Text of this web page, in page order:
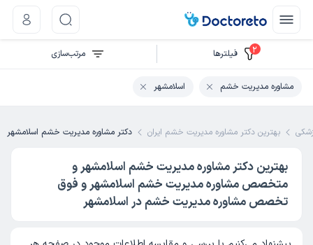
بهترین دکتر مشاوره مدیریت خشم ایران دکتر مشاوره مدیریت خشم اسلامشهر
بهترین دکتر مشاوره مدیریت خشم اسلامشهر و
متخصص مشاوره مدیریت خشم اسلامشهر و فوق
تخصص مشاوره مدیریت خشم در اسلامشهر
2 فیلتر‌ها مرتب‌سازی
مشاوره مدیریت خشم اسلامشهر